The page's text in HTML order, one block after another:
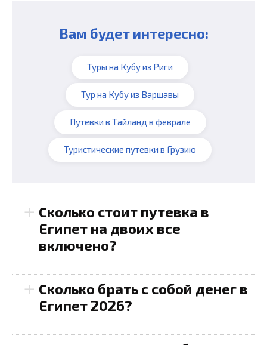
Вам будет интересно:
Туры на Кубу из Риги
Тур на Кубу из Варшавы
Путевки в Тайланд в феврале
Туристические путевки в Грузию
+ Сколько стоит путевка в
Египет на двоих все
включено?
+ Сколько брать с собой денег в
Египет 2026?